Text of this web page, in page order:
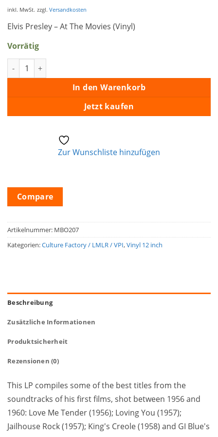
war: ist:
inkl. MwSt. zzgl. Versandkosten
Elvis Presley – At The Movies (Vinyl)
Vorrätig
Elvis At The Movies Menge
In den Warenkorb
Jetzt kaufen
Zur Wunschliste hinzufügen
Compare
Artikelnummer: MBO207
Kategorien:Culture Factory / LMLR / VPI,Vinyl 12 inch
Beschreibung
Zusätzliche Informationen
Produktsicherheit
Rezensionen (0)
This LP compiles some of the best titles from the
soundtracks of his first films, shot between 1956 and
1960: Love Me Tender (1956); Loving You (1957);
Jailhouse Rock (1957); King's Creole (1958) and GI Blue's